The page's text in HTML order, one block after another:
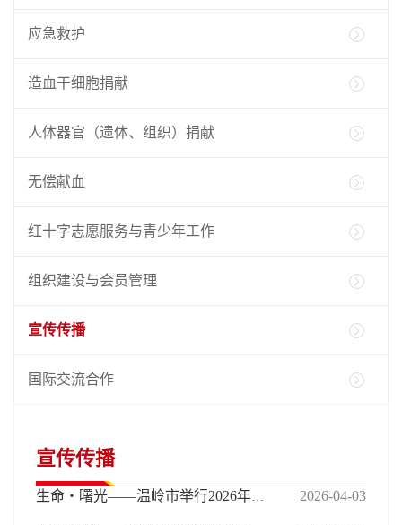
应急救护
造血干细胞捐献
人体器官（遗体、组织）捐献
无偿献血
红十字志愿服务与青少年工作
组织建设与会员管理
宣传传播
国际交流合作
宣传传播
生命・曙光——温岭市举行2026年人体器官和遗体(组织)捐献缅怀纪念活动 2026-04-03